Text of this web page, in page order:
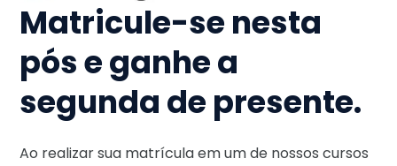
Matricule-se nesta
pós e ganhe a
segunda de presente.
Ao realizar sua matrícula em um de nossos cursos